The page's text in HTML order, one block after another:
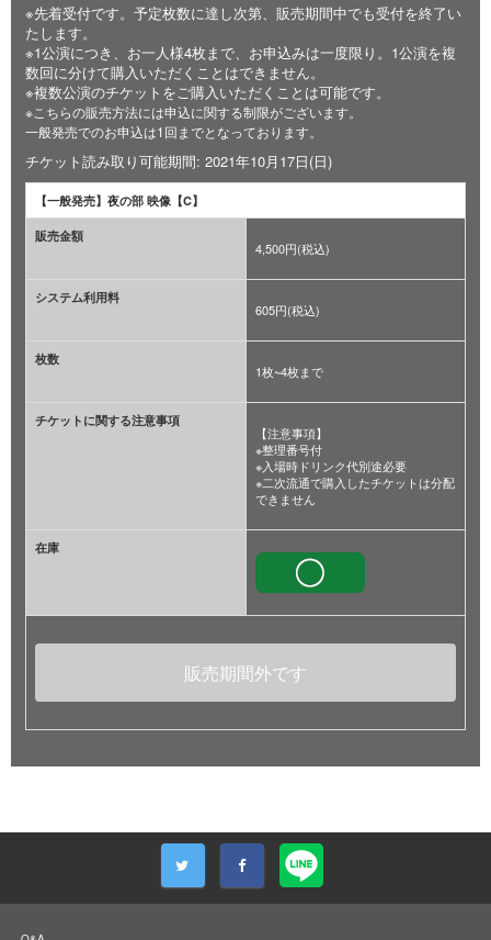
※先着受付です。予定枚数に達し次第、販売期間中でも受付を終了い
たします。
※1公演につき、お一人様4枚まで、お申込みは一度限り。1公演を複
数回に分けて購入いただくことはできません。
※複数公演のチケットをご購入いただくことは可能です。
※こちらの販売方法には申込に関する制限がございます。
一般発売でのお申込は1回までとなっております。
チケット読み取り可能期間: 2021年10月17日(日)
【一般発売】夜の部 映像【C】
販売金額
4,500円(税込)
システム利用料
605円(税込)
枚数
1枚~4枚まで
チケットに関する注意事項
【注意事項】
※整理番号付
※入場時ドリンク代別途必要
※二次流通で購入したチケットは分配
できません
在庫
販売期間外です